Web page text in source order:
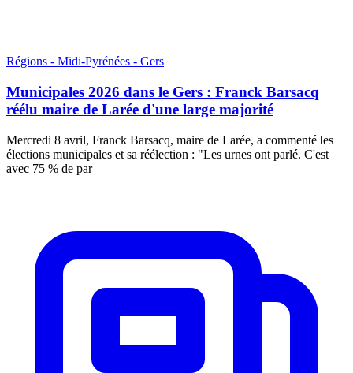
Régions - Midi-Pyrénées - Gers
Municipales 2026 dans le Gers : Franck Barsacq
réélu maire de Larée d'une large majorité
Mercredi 8 avril, Franck Barsacq, maire de Larée, a commenté les
élections municipales et sa réélection : "Les urnes ont parlé. C'est
avec 75 % de par